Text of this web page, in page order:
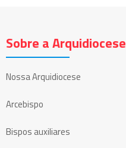
Sobre a Arquidiocese
Nossa Arquidiocese
Arcebispo
Bispos auxiliares